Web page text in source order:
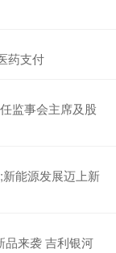
药支付
监事会主席及股
能源发展迈上新
品来袭 吉利银河